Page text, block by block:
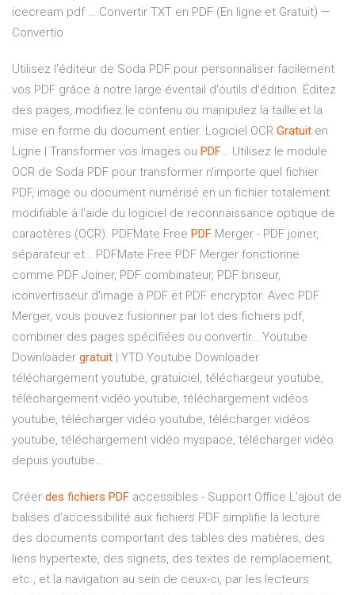
icecream pdf … Convertir TXT en PDF (En ligne et Gratuit) —
Convertio
Utilisez l'éditeur de Soda PDF pour personnaliser facilement
vos PDF grâce à notre large éventail d'outils d'édition. Éditez
des pages, modifiez le contenu ou manipulez la taille et la
mise en forme du document entier. Logiciel OCR Gratuit en
Ligne | Transformer vos Images ou PDF… Utilisez le module
OCR de Soda PDF pour transformer n'importe quel fichier
PDF, image ou document numérisé en un fichier totalement
modifiable à l'aide du logiciel de reconnaissance optique de
caractères (OCR). PDFMate Free PDF Merger - PDF joiner,
séparateur et… PDFMate Free PDF Merger fonctionne
comme PDF Joiner, PDF combinateur, PDF briseur,
iconvertisseur d'image à PDF et PDF encryptor. Avec PDF
Merger, vous pouvez fusionner par lot des fichiers pdf,
combiner des pages spécifiées ou convertir… Youtube
Downloader gratuit | YTD Youtube Downloader
téléchargement youtube, gratuiciel, téléchargeur youtube,
téléchargement vidéo youtube, téléchargement vidéos
youtube, télécharger vidéo youtube, télécharger vidéos
youtube, téléchargement vidéo myspace, télécharger vidéo
depuis youtube…
Créer des fichiers PDF accessibles - Support Office L’ajout de
balises d’accessibilité aux fichiers PDF simplifie la lecture
des documents comportant des tables des matières, des
liens hypertexte, des signets, des textes de remplacement,
etc., et la navigation au sein de ceux-ci, par les lecteurs